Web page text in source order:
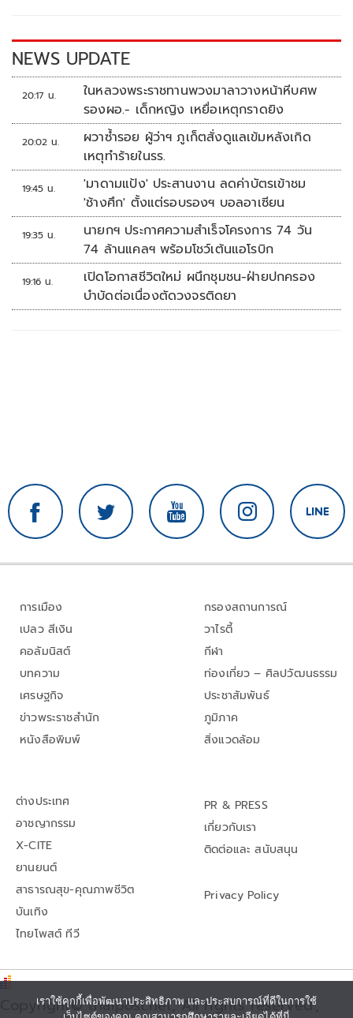
k k
NEWS UPDATE
20:17 น.
ในหลวงพระราชทานพวงมาลาวางหน้าหีบศพ
รองผอ.- เด็กหญิง เหยื่อเหตุกราดยิง
20:02 น.
ผวาซ้ำรอย ผู้ว่าฯ ภูเก็ตสั่งดูแลเข้มหลังเกิด
เหตุทำร้ายในรร.
19:45 น.
'มาดามแป้ง' ประสานงาน ลดค่าบัตรเข้าชม
'ช้างศึก' ตั้งแต่รอบรองฯ บอลอาเซียน
19:35 น.
นายกฯ ประกาศความสำเร็จโครงการ 74 วัน
74 ล้านแคลฯ พร้อมโชว์เต้นแอโรบิก
19:16 น.
เปิดโอกาสชีวิตใหม่ ผนึกชุมชน-ฝ่ายปกครอง
บำบัดต่อเนื่องตัดวงจรติดยา
การเมือง
เปลว สีเงิน
คอลัมนิสต์
บทความ
เศรษฐกิจ
ข่าวพระราชสำนัก
หนังสือพิมพ์
กรองสถานการณ์
วาไรตี้
กีฬา
ท่องเที่ยว – ศิลปวัฒนธรรม
ประชาสัมพันธ์
ภูมิภาค
สิ่งแวดล้อม
ต่างประเทศ
อาชญากรรม
X-CITE
ยานยนต์
สาธารณสุข-คุณภาพชีวิต
บันเทิง
ไทยโพสต์ ทีวี
PR & PRESS
เกี่ยวกับเรา
ติดต่อและ สนับสนุน
Privacy Policy
Copyright© thaipost.net, All rights reserved.,
เราใช้คุกกี้เพื่อพัฒนาประสิทธิภาพ และประสบการณ์ที่ดีในการใช้